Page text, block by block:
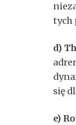
tych
d)
się
e)